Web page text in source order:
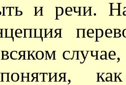
и речи.